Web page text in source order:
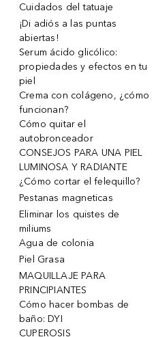
Cuidados del tatuaje
¡Di adiós a las puntas
abiertas!
Serum ácido glicólico:
propiedades y efectos en tu
piel
Crema con colágeno, ¿cómo
funcionan?
Cómo quitar el
autobronceador
CONSEJOS PARA UNA PIEL
LUMINOSA Y RADIANTE
¿Cómo cortar el felequillo?
Pestanas magneticas
Eliminar los quistes de
miliums
Agua de colonia
Piel Grasa
MAQUILLAJE PARA
PRINCIPIANTES
Cómo hacer bombas de
baño: DYI
CUPEROSIS